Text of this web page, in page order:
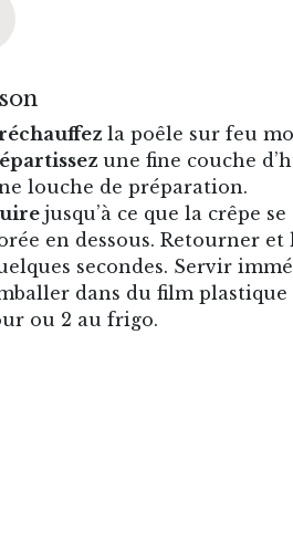
la poêle sur feu
une fine couche
louche de préparation.
jusqu’à ce que la crêpe
en dessous. Retourner et
secondes. Servir
dans du film plastique
ou 2 au frigo.